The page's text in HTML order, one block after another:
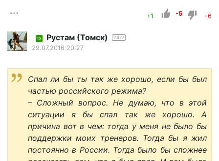
+1 -5 -6
13 Рустам (Томск) 2477
29.07.2016 20:27
Спал ли бы ты так же хорошо, если бы был
частью российского режима?
– Сложный вопрос. Не думаю, что в этой
ситуации я бы спал так же хорошо. А
причина вот в чем: тогда у меня не было бы
поддержки моих тренеров. Тогда бы я жил
постоянно в России. Тогда было бы сложнее